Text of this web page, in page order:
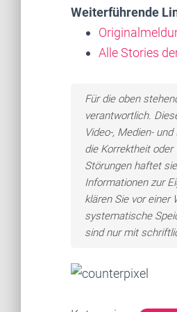
Weiterführende
Alle Stories
Für die oben
verantwortlich.
Video-, Medien-
die Korrektheit
Störungen haftet
Informationen zur
klären Sie vor einer
systematische
sind nur mit